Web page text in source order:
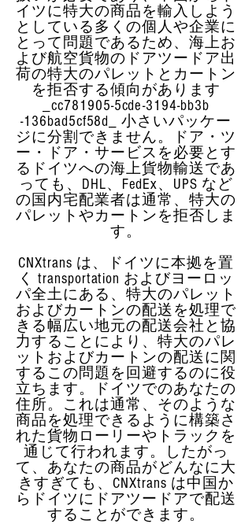
イツに特大の商品を輸入しよう
としている多くの個人や企業に
とって問題であるため、海上お
よび航空貨物のドアツードア出
荷の特大のパレットとカートン
を拒否する傾向があります
_cc781905-5cde-3194-bb3b
-136bad5cf58d_ 小さいパッケー
ジに分割できません。ドア・ツ
ー・ドア・サービスを必要とす
るドイツへの海上貨物輸送であ
っても、DHL、FedEx、UPS など
の国内宅配業者は通常、特大の
パレットやカートンを拒否しま
す。
CNXtrans は、ドイツに本拠を置
く transportation およびヨーロッ
パ全土にある、特大のパレット
およびカートンの配送を処理で
きる幅広い地元の配送会社と協
力することにより、特大のパレ
ットおよびカートンの配送に関
するこの問題を回避するのに役
立ちます。ドイツでのあなたの
住所。これは通常、そのような
商品を処理できるように構築さ
れた貨物ローリーやトラックを
通じて行われます。したがっ
て、あなたの商品がどんなに大
きすぎても、CNXtrans は中国か
らドイツにドアツードアで配送
することができます。